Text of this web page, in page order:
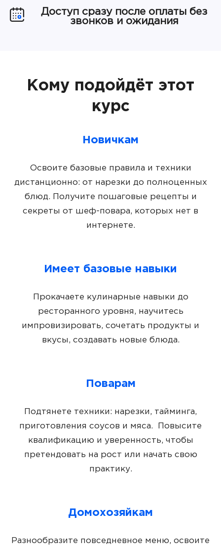
Доступ сразу после оплаты без
звонков и ожидания
Кому подойдёт этот
курс
Новичкам
Освоите базовые правила и техники
дистанционно: от нарезки до полноценных
блюд. Получите пошаговые рецепты и
секреты от шеф-повара, которых нет в
интернете.
Имеет базовые навыки
Прокачаете кулинарные навыки до
ресторанного уровня, научитесь
импровизировать, сочетать продукты и
вкусы, создавать новые блюда.
Поварам
Подтянете техники: нарезки, тайминга,
приготовления соусов и мяса. Повысите
квалификацию и уверенность, чтобы
претендовать на рост или начать свою
практику.
Домохозяйкам
Разнообразите повседневное меню, освоите